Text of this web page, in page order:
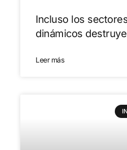
Incluso los
dinámicos
Leer más